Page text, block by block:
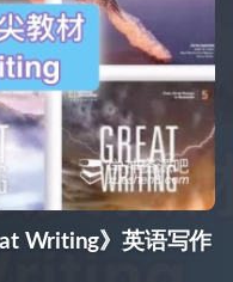
Writing》英语写作